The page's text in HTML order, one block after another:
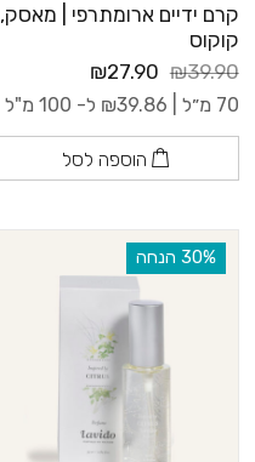
קרם ידיים ארומתרפי | מאסק,
קוקוס
₪39.90
₪27.90
70 מ״ל | ₪39.86 ל- 100 מ"ל
הוספה לסל
‫30% הנחה